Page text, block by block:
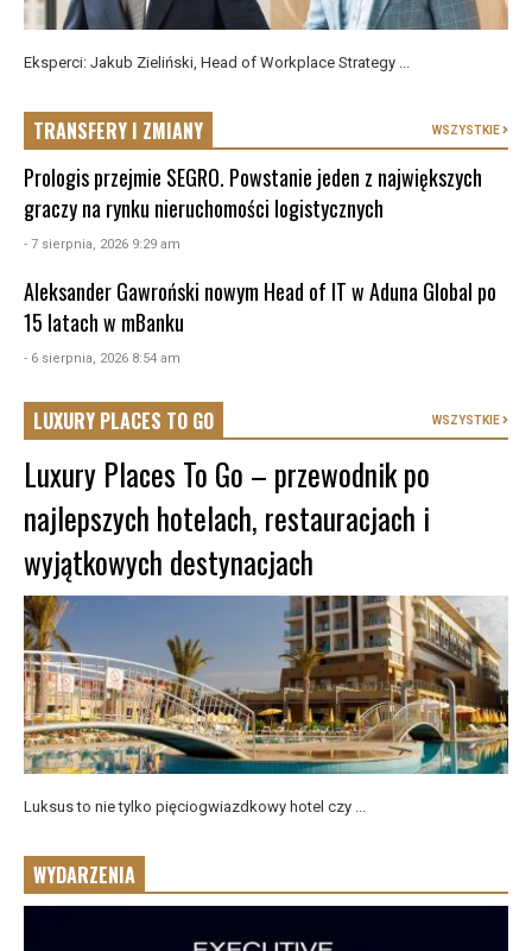
Eksperci: Jakub Zieliński, Head of Workplace Strategy ...
TRANSFERY I ZMIANY WSZYSTKIE
Prologis przejmie SEGRO. Powstanie jeden z największych
graczy na rynku nieruchomości logistycznych
- 7 sierpnia, 2026 9:29 am
Aleksander Gawroński nowym Head of IT w Aduna Global po
15 latach w mBanku
- 6 sierpnia, 2026 8:54 am
LUXURY PLACES TO GO WSZYSTKIE
Luxury Places To Go – przewodnik po
najlepszych hotelach, restauracjach i
wyjątkowych destynacjach
Luksus to nie tylko pięciogwiazdkowy hotel czy ...
WYDARZENIA